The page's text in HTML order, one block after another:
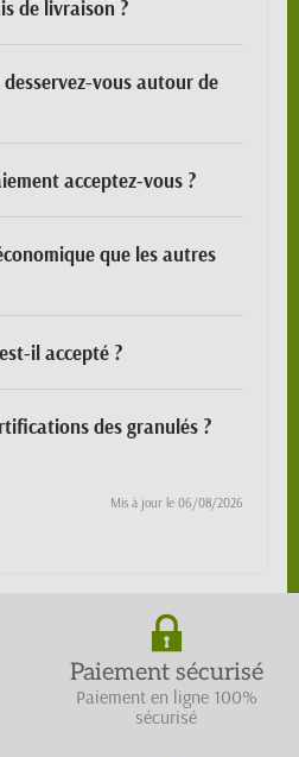
de livraison ?
vous autour de
acceptez-vous ?
que les autres
il accepté ?
des granulés ?
Mis à jour le 06/08/2026
Paiement sécurisé
Paiement en ligne 100%
sécurisé